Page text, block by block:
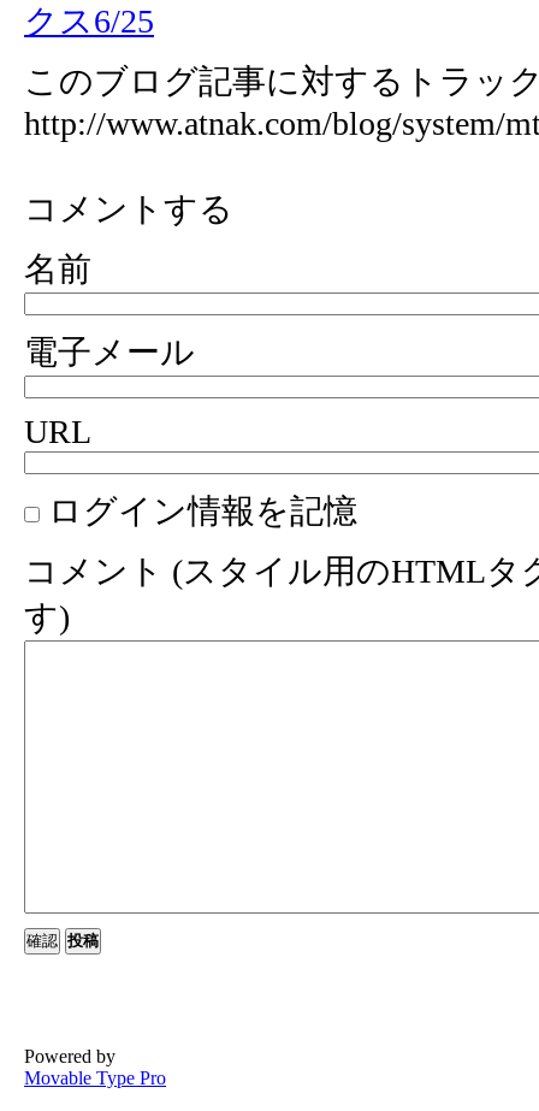
クス6/25
このブログ記事に対するトラッ
http://www.atnak.com/blog/system/
コメントする
名前
電子メール
URL
ログイン情報を記憶
コメント (スタイル用のHTMLタ
す)
Powered by
Movable Type Pro